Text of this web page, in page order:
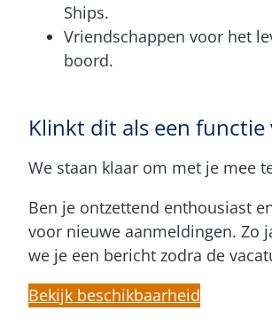
Ships.
Vriendschappen voor het
boord.
Klinkt dit als een functie
We staan klaar om met je mee
Ben je ontzettend enthousiast
voor nieuwe aanmeldingen. Zo
we je een bericht zodra de
Bekijk beschikbaarheid